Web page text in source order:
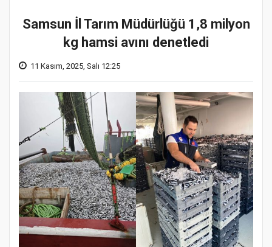
Samsun İl Tarım Müdürlüğü 1,8 milyon
kg hamsi avını denetledi
11 Kasım, 2025, Salı 12:25